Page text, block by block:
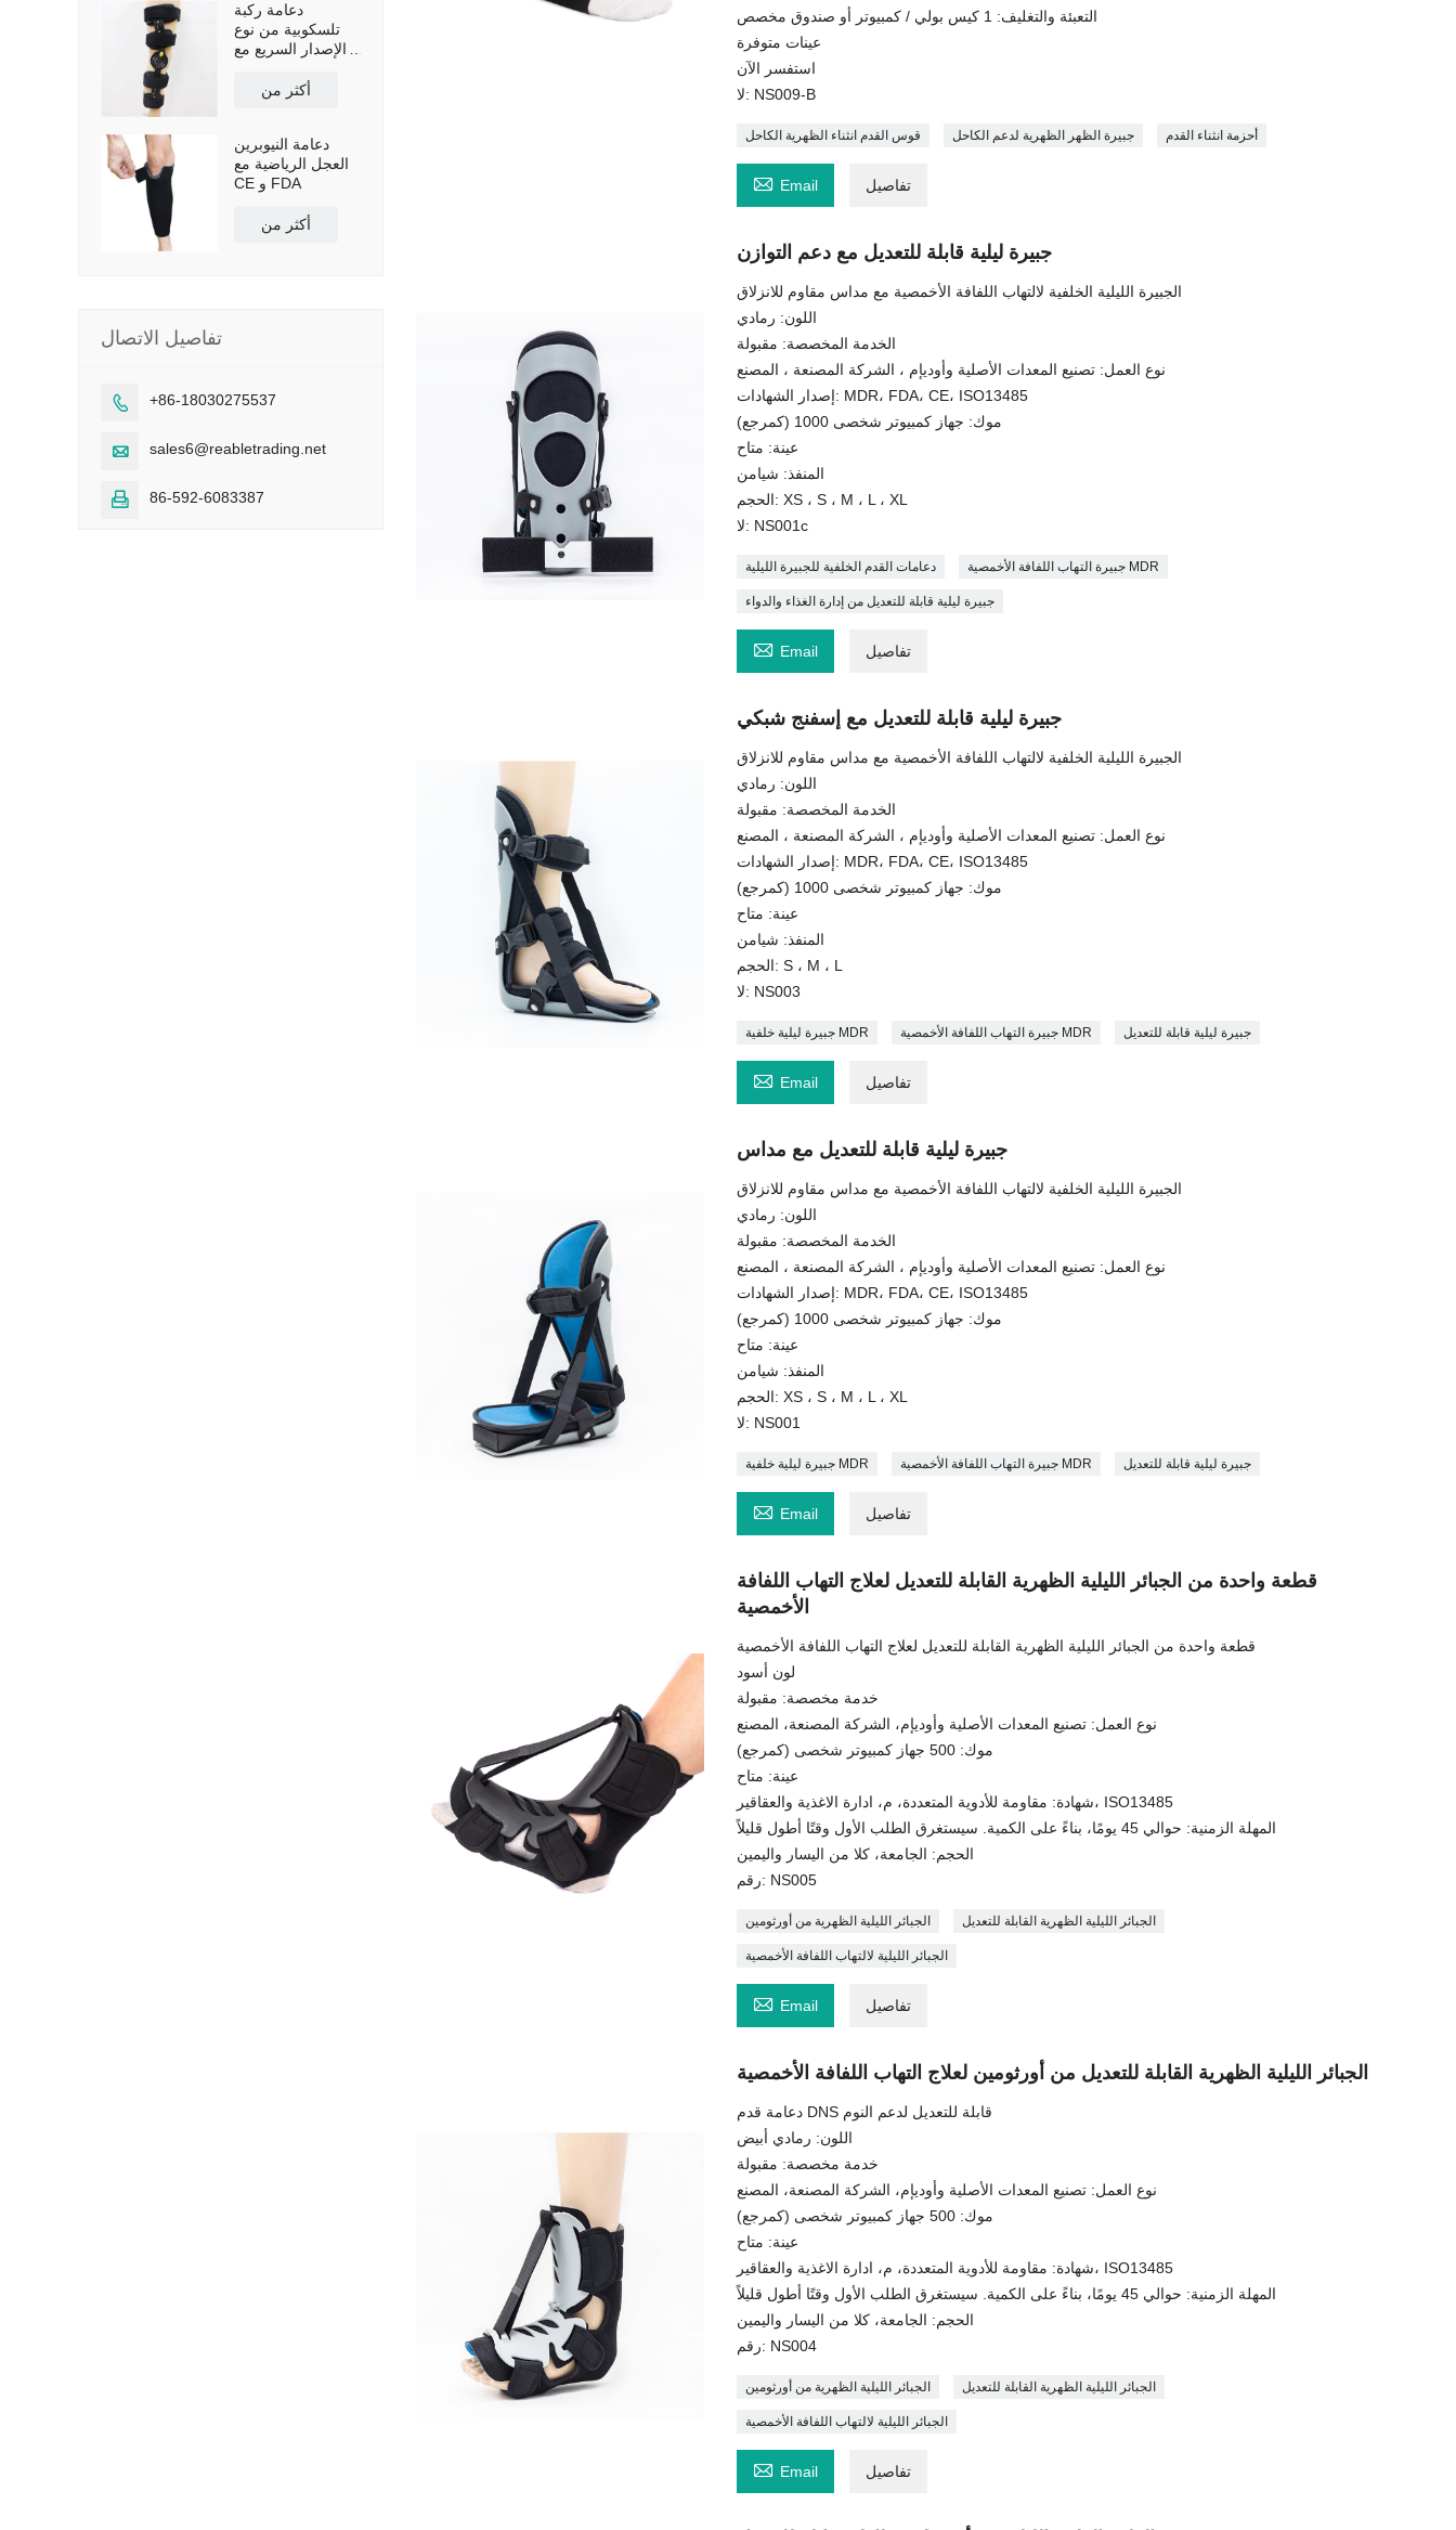
التعبئة والتغليف: 1 كيس بولي / كمبيوتر أو صندوق مخصص
عينات متوفرة
استفسر الآن
لا: NS009-B
قوس القدم انثناء الظهرية الكاحل جبيرة الظهر الظهرية لدعم الكاحل أحزمة انثناء القدم
 Email تفاصيل
جبيرة ليلية قابلة للتعديل مع دعم التوازن
الجبيرة الليلية الخلفية لالتهاب اللفافة الأخمصية مع مداس مقاوم للانزلاق
اللون: رمادي
الخدمة المخصصة: مقبولة
نوع العمل: تصنيع المعدات الأصلية وأوديإم ، الشركة المصنعة ، المصنع
إصدار الشهادات: MDR، FDA، CE، ISO13485
موك: جهاز كمبيوتر شخصى 1000 (كمرجع)
عينة: متاح
المنفذ: شيامن
الحجم: XS ، S ، M ، L ، XL
لا: NS001c
دعامات القدم الخلفية للجبيرة الليلية جبيرة التهاب اللفافة الأخمصية MDR
جبيرة ليلية قابلة للتعديل من إدارة الغذاء والدواء
 Email تفاصيل
جبيرة ليلية قابلة للتعديل مع إسفنج شبكي
الجبيرة الليلية الخلفية لالتهاب اللفافة الأخمصية مع مداس مقاوم للانزلاق
اللون: رمادي
الخدمة المخصصة: مقبولة
نوع العمل: تصنيع المعدات الأصلية وأوديإم ، الشركة المصنعة ، المصنع
إصدار الشهادات: MDR، FDA، CE، ISO13485
موك: جهاز كمبيوتر شخصى 1000 (كمرجع)
عينة: متاح
المنفذ: شيامن
الحجم: S ، M ، L
لا: NS003
جبيرة ليلية خلفية MDR جبيرة التهاب اللفافة الأخمصية MDR جبيرة ليلية قابلة للتعديل
 Email تفاصيل
جبيرة ليلية قابلة للتعديل مع مداس
الجبيرة الليلية الخلفية لالتهاب اللفافة الأخمصية مع مداس مقاوم للانزلاق
اللون: رمادي
الخدمة المخصصة: مقبولة
نوع العمل: تصنيع المعدات الأصلية وأوديإم ، الشركة المصنعة ، المصنع
إصدار الشهادات: MDR، FDA، CE، ISO13485
موك: جهاز كمبيوتر شخصى 1000 (كمرجع)
عينة: متاح
المنفذ: شيامن
الحجم: XS ، S ، M ، L ، XL
لا: NS001
جبيرة ليلية خلفية MDR جبيرة التهاب اللفافة الأخمصية MDR جبيرة ليلية قابلة للتعديل
 Email تفاصيل
قطعة واحدة من الجبائر الليلية الظهرية القابلة للتعديل لعلاج التهاب اللفافة
الأخمصية
قطعة واحدة من الجبائر الليلية الظهرية القابلة للتعديل لعلاج التهاب اللفافة الأخمصية
لون أسود
خدمة مخصصة: مقبولة
نوع العمل: تصنيع المعدات الأصلية وأوديإم، الشركة المصنعة، المصنع
موك: 500 جهاز كمبيوتر شخصى (كمرجع)
عينة: متاح
شهادة: مقاومة للأدوية المتعددة، م، ادارة الاغذية والعقاقير، ISO13485
المهلة الزمنية: حوالي 45 يومًا، بناءً على الكمية. سيستغرق الطلب الأول وقتًا أطول قليلاً
الحجم: الجامعة، كلا من اليسار واليمين
رقم: NS005
الجبائر الليلية الظهرية من أورثومين الجبائر الليلية الظهرية القابلة للتعديل
الجبائر الليلية لالتهاب اللفافة الأخمصية
 Email تفاصيل
الجبائر الليلية الظهرية القابلة للتعديل من أورثومين لعلاج التهاب اللفافة الأخمصية
دعامة قدم DNS قابلة للتعديل لدعم النوم
اللون: رمادي أبيض
خدمة مخصصة: مقبولة
نوع العمل: تصنيع المعدات الأصلية وأوديإم، الشركة المصنعة، المصنع
موك: 500 جهاز كمبيوتر شخصى (كمرجع)
عينة: متاح
شهادة: مقاومة للأدوية المتعددة، م، ادارة الاغذية والعقاقير، ISO13485
المهلة الزمنية: حوالي 45 يومًا، بناءً على الكمية. سيستغرق الطلب الأول وقتًا أطول قليلاً
الحجم: الجامعة، كلا من اليسار واليمين
رقم: NS004
الجبائر الليلية الظهرية من أورثومين الجبائر الليلية الظهرية القابلة للتعديل
الجبائر الليلية لالتهاب اللفافة الأخمصية
 Email تفاصيل
دعامة ركبة
تلسكوبية من نوع
الإصدار السريع مع
أكثر من
دعامة النيوبرين
العجل الرياضية مع
CE و FDA
أكثر من
تفاصيل الاتصال
 +86-18030275537
 sales6@reabletrading.net
 86-592-6083387